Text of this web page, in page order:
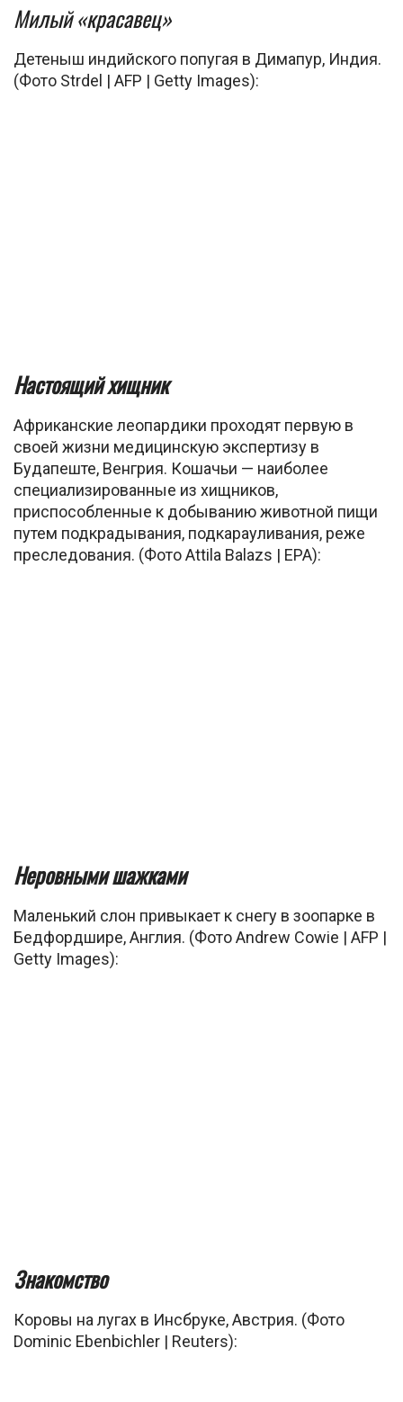
Милый «красавец»
Детеныш индийского попугая в Димапур, Индия.
(Фото Strdel | AFP | Getty Images):
Настоящий хищник
Африканские леопардики проходят первую в
своей жизни медицинскую экспертизу в
Будапеште, Венгрия. Кошачьи — наиболее
специализированные из хищников,
приспособленные к добыванию животной пищи
путем подкрадывания, подкарауливания, реже
преследования. (Фото Attila Balazs | EPA):
Неровными шажками
Маленький слон привыкает к снегу в зоопарке в
Бедфордшире, Англия. (Фото Andrew Cowie | AFP |
Getty Images):
Знакомство
Коровы на лугах в Инсбруке, Австрия. (Фото
Dominic Ebenbichler | Reuters):